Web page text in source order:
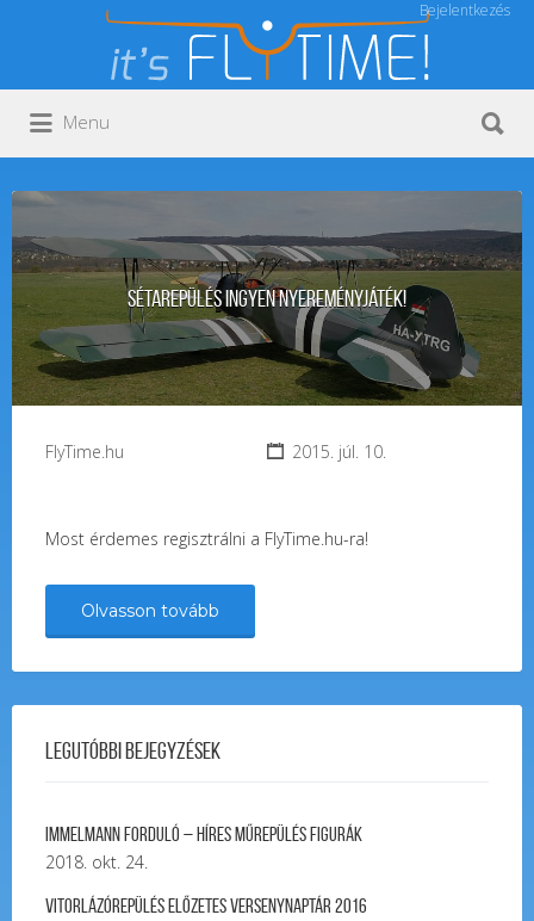
Bejelentkezés
Keresés:
Menu
Sétarepülés Ingyen nyereményjáték!
FlyTime.hu 2015. júl. 10.
Most érdemes regisztrálni a FlyTime.hu-ra!
Olvasson tovább
Legutóbbi bejegyzések
Immelmann forduló – Híres Műrepülés Figurák
2018. okt. 24.
Vitorlázórepülés ELŐZETES VERSENYNAPTÁR 2016